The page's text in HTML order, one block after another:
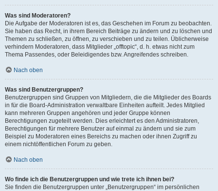
Was sind Moderatoren?
Die Aufgabe der Moderatoren ist es, das Geschehen im Forum zu beobachten.
Sie haben das Recht, in ihrem Bereich Beiträge zu ändern und zu löschen und
Themen zu schließen, zu öffnen, zu verschieben und zu teilen. Üblicherweise
verhindern Moderatoren, dass Mitglieder „offtopic“, d. h. etwas nicht zum
Thema Passendes, oder Beleidigendes bzw. Angreifendes schreiben.
Nach oben
Was sind Benutzergruppen?
Benutzergruppen sind Gruppen von Mitgliedern, die die Mitglieder des Boards
in für die Board-Administration verwaltbare Einheiten aufteilt. Jedes Mitglied
kann mehreren Gruppen angehören und jeder Gruppe können
Berechtigungen zugeteilt werden. Dies erleichtert es den Administratoren,
Berechtigungen für mehrere Benutzer auf einmal zu ändern und sie zum
Beispiel zu Moderatoren eines Bereichs zu machen oder ihnen Zugriff zu
einem nichtöffentlichen Forum zu geben.
Nach oben
Wo finde ich die Benutzergruppen und wie trete ich ihnen bei?
Sie finden die Benutzergruppen unter „Benutzergruppen“ im persönlichen